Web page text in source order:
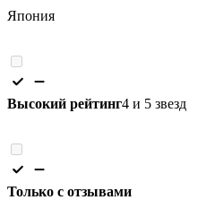
Япония
Высокий рейтинг4 и 5 звезд
Только с отзывами